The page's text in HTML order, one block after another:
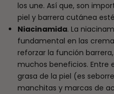
los une. Así que, son
piel y barrera cutánea
Niacinamida. La
fundamental en las
reforzar la función
muchos beneficios. Entre
grasa de la piel (es
manchitas y marcas de